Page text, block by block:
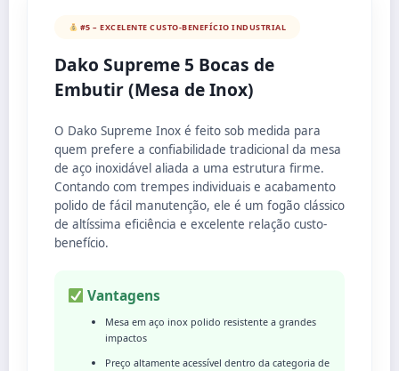
#5 – EXCELENTE CUSTO-BENEFÍCIO INDUSTRIAL
Dako Supreme 5 Bocas de
Embutir (Mesa de Inox)
O Dako Supreme Inox é feito sob medida para
quem prefere a confiabilidade tradicional da mesa
de aço inoxidável aliada a uma estrutura firme.
Contando com trempes individuais e acabamento
polido de fácil manutenção, ele é um fogão clássico
de altíssima eficiência e excelente relação custo-
benefício.
Vantagens
Mesa em aço inox polido resistente a grandes
impactos
Preço altamente acessível dentro da categoria de